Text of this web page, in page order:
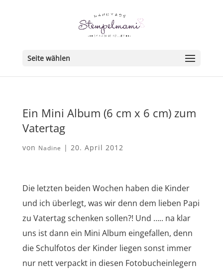
Seite wählen
Ein Mini Album (6 cm x 6 cm) zum
Vatertag
von Nadine | 20. April 2012
Die letzten beiden Wochen haben die Kinder
und ich überlegt, was wir denn dem lieben Papi
zu Vatertag schenken sollen?! Und ….. na klar
uns ist dann ein Mini Album eingefallen, denn
die Schulfotos der Kinder liegen sonst immer
nur nett verpackt in diesen Fotobucheinlegern